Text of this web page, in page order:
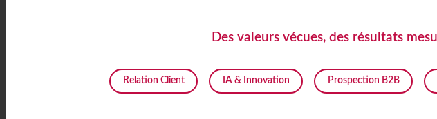
Des valeurs vécues, des résultats
Relation Client IA & Innovation Prospection B2B